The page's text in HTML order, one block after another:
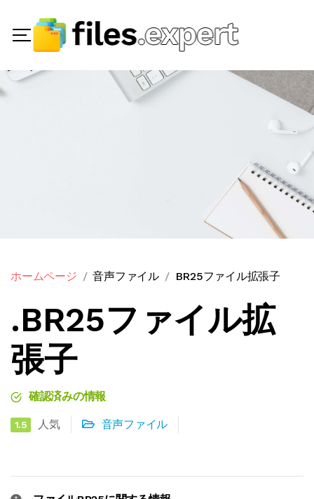
ホームページ 音声ファイル BR25ファイル拡張子
.BR25ファイル拡
張子
確認済みの情報
1.5 人気 音声ファイル